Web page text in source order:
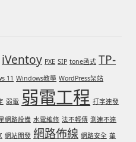
iVentoy PXE SIP tone函式 TP-
11 Windows教學 WordPress架站
弱電 弱電工程 打字連發
網路設備 水電維修 法不輕傳 測速不達
網站開發 網路佈線 網路安全 華